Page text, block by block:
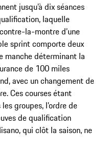
jusqu’à dix séances
laquelle
la-montre d’une
sprint comporte deux
manche déterminant la
de 100 miles
avec un changement de
Ces courses étant
groupes, l’ordre de
de qualification
qui clôt la saison, ne